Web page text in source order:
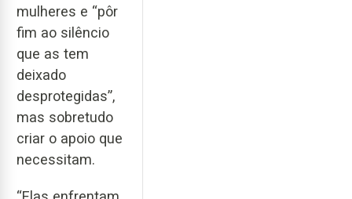
mulheres e “pôr
fim ao silêncio
que as tem
deixado
desprotegidas”,
mas sobretudo
criar o apoio que
necessitam.